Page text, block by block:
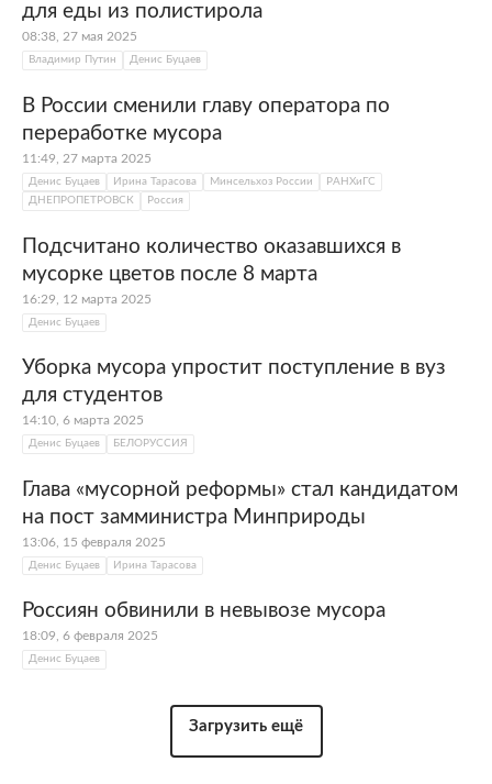
для еды из полистирола
08:38, 27 мая 2025
Владимир Путин Денис Буцаев
В России сменили главу оператора по
переработке мусора
11:49, 27 марта 2025
Денис Буцаев Ирина Тарасова Минсельхоз России
РАНХиГС
ДНЕПРОПЕТРОВСК
Россия
Подсчитано количество оказавшихся в
мусорке цветов после 8 марта
16:29, 12 марта 2025
Денис Буцаев
Уборка мусора упростит поступление в вуз
для студентов
14:10, 6 марта 2025
Денис Буцаев БЕЛОРУССИЯ
Глава «мусорной реформы» стал кандидатом
на пост замминистра Минприроды
13:06, 15 февраля 2025
Денис Буцаев Ирина Тарасова
Россиян обвинили в невывозе мусора
18:09, 6 февраля 2025
Денис Буцаев
Загрузить ещё